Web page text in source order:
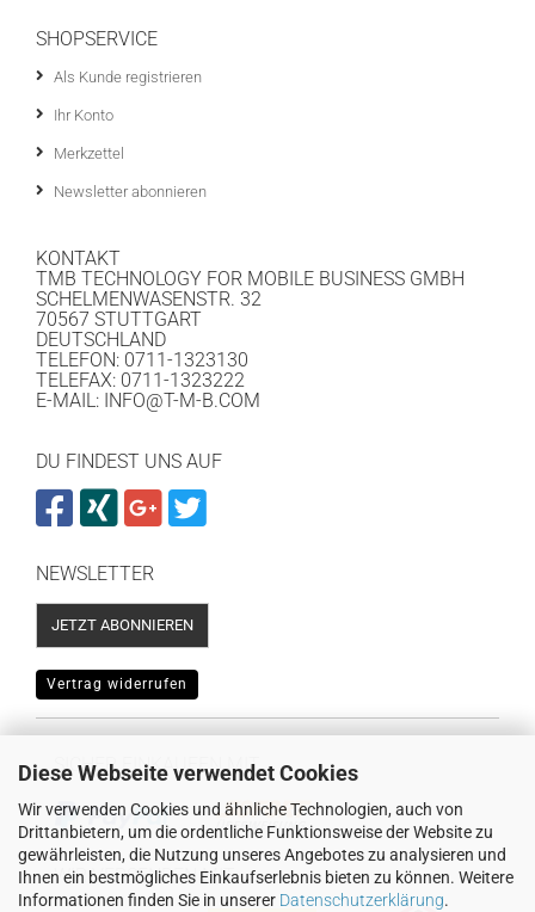
Diese Webseite verwendet Cookies
Wir verwenden Cookies und ähnliche Technologien, auch von
Drittanbietern, um die ordentliche Funktionsweise der Website zu
gewährleisten, die Nutzung unseres Angebotes zu analysieren und
Ihnen ein bestmögliches Einkaufserlebnis bieten zu können. Weitere
Informationen finden Sie in unserer Datenschutzerklärung.
SHOPSERVICE
Als Kunde registrieren
Ihr Konto
Merkzettel
Newsletter abonnieren
KONTAKT
TMB TECHNOLOGY FOR MOBILE BUSINESS GMBH
SCHELMENWASENSTR. 32
70567 STUTTGART
DEUTSCHLAND
TELEFON: 0711-1323130
TELEFAX: 0711-1323222
E-MAIL: INFO@T-M-B.COM
DU FINDEST UNS AUF
NEWSLETTER
JETZT ABONNIEREN
Vertrag widerrufen
SICHER EINKAUFEN MIT
WIR VERSENDEN MIT